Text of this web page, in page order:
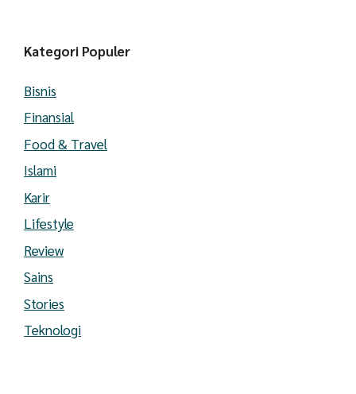
Kategori Populer
Bisnis
Finansial
Food & Travel
Islami
Karir
Lifestyle
Review
Sains
Stories
Teknologi